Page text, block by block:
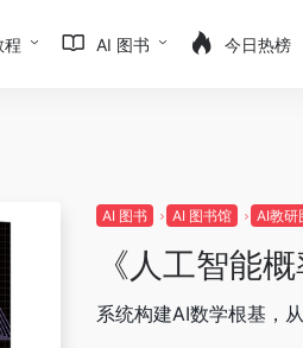
程 AI 图书 今日热榜
AI 图书 AI 图书馆 AI教研
《人工智能
系统构建AI数学根基，